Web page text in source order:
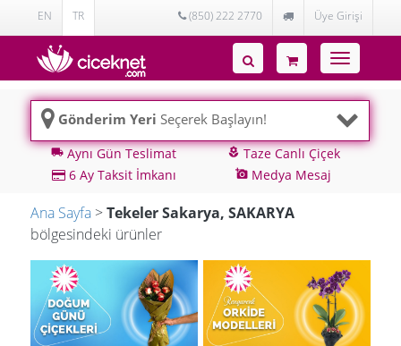
EN TR (850) 222 2770 Üye Girişi
Toggle
navigation
Gönderim Yeri Seçerek Başlayın!
local_shippingAynı Gün Teslimat local_floristTaze Canlı Çiçek
6 Ay Taksit İmkanı
add_a_photo Medya Mesaj
Ana Sayfa >Tekeler Sakarya, SAKARYA
bölgesindeki ürünler